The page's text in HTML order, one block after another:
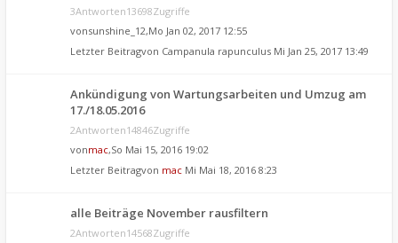
3Antworten13698Zugriffe
vonsunshine_12,Mo Jan 02, 2017 12:55
Letzter Beitragvon Campanula rapunculus Mi Jan 25, 2017 13:49
Ankündigung von Wartungsarbeiten und Umzug am
17./18.05.2016
2Antworten14846Zugriffe
vonmac,So Mai 15, 2016 19:02
Letzter Beitragvon mac Mi Mai 18, 2016 8:23
alle Beiträge November rausfiltern
2Antworten14568Zugriffe